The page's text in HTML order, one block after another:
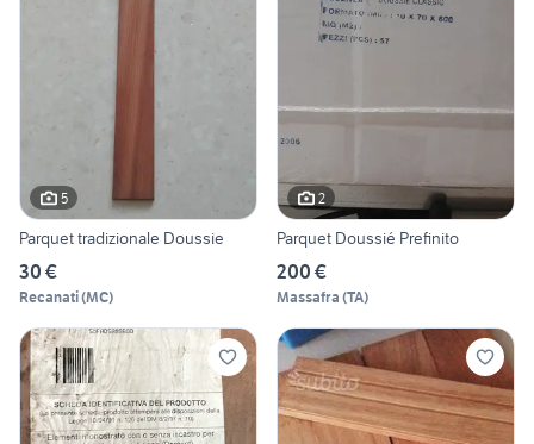
5
Parquet tradizionale Doussie
30 €
Recanati(MC)
2
Parquet Doussié Prefinito
200 €
Massafra (TA)